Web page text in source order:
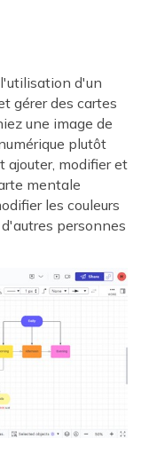
d'un
gérer des cartes
une image de
plutôt
ajouter, modifier et
mentale
les couleurs
personnes